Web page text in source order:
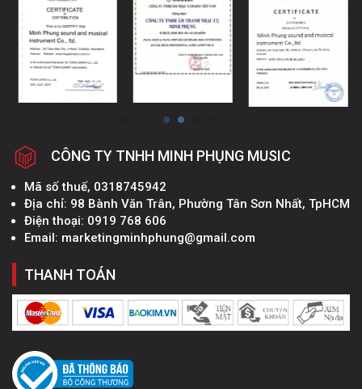
CÔNG TY TNHH MINH PHỤNG MUSIC
Mã số thuế, 0318745942
Địa chỉ: 98 Bành Văn Trân, Phường Tân Sơn Nhất, TpHCM
Điện thoại: 0919 768 606
Email: marketingminhphung@gmail.com
THANH TOÁN